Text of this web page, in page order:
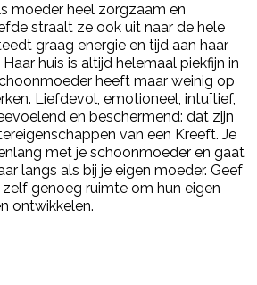
moeder heel zorgzaam en
straalt ze ook uit naar de hele
graag energie en tijd aan haar
huis is altijd helemaal piekfijn in
heeft maar weinig op
Liefdevol, emotioneel, intuïtief,
en beschermend: dat zijn
van een Kreeft. Je
met je schoonmoeder en gaat
langs als bij je eigen moeder. Geef
zelf genoeg ruimte om hun eigen
ontwikkelen.